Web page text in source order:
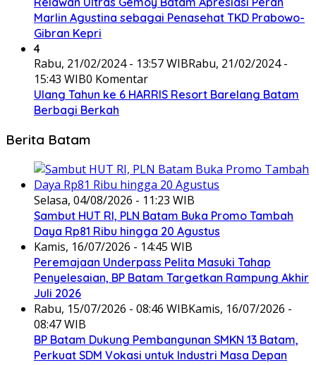
Marlin Agustina sebagai Penasehat TKD Prabowo-
Gibran Kepri
4
Rabu, 21/02/2024 - 13:57 WIBRabu, 21/02/2024 -
15:43 WIB0 Komentar
Ulang Tahun ke 6 HARRIS Resort Barelang Batam
Berbagi Berkah
Berita Batam
Selasa, 04/08/2026 - 11:23 WIB
Sambut HUT RI, PLN Batam Buka Promo Tambah
Daya Rp81 Ribu hingga 20 Agustus
Kamis, 16/07/2026 - 14:45 WIB
Peremajaan Underpass Pelita Masuki Tahap
Penyelesaian, BP Batam Targetkan Rampung Akhir
Juli 2026
Rabu, 15/07/2026 - 08:46 WIBKamis, 16/07/2026 -
08:47 WIB
BP Batam Dukung Pembangunan SMKN 13 Batam,
Perkuat SDM Vokasi untuk Industri Masa Depan